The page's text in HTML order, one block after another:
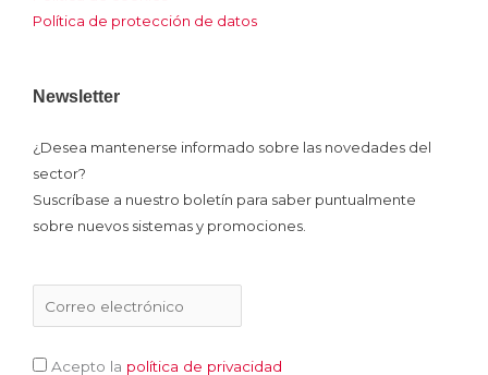
Política de protección de datos
Newsletter
¿Desea mantenerse informado sobre las novedades del
sector?
Suscríbase a nuestro boletín para saber puntualmente
sobre nuevos sistemas y promociones.
Acepto la política de privacidad